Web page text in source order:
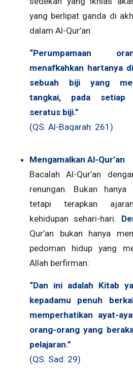
yang berlipat ganda di
dalam Al-Qur’an:
“Perumpamaan
menafkahkan hartanya
sebuah biji yang
tangkai, pada setiap
seratus biji.”
(QS. Al-Baqarah: 261)
Mengamalkan Al-Qur’an
Bacalah Al-Qur’an
renungan. Bukan hanya
tetapi terapkan
kehidupan sehari-hari.
Qur’an bukan hanya
pedoman hidup yang
Allah berfirman:
“Dan ini adalah Kitab
kepadamu penuh
memperhatikan ayat-
orang-orang yang
pelajaran.”
(QS. Sad: 29)